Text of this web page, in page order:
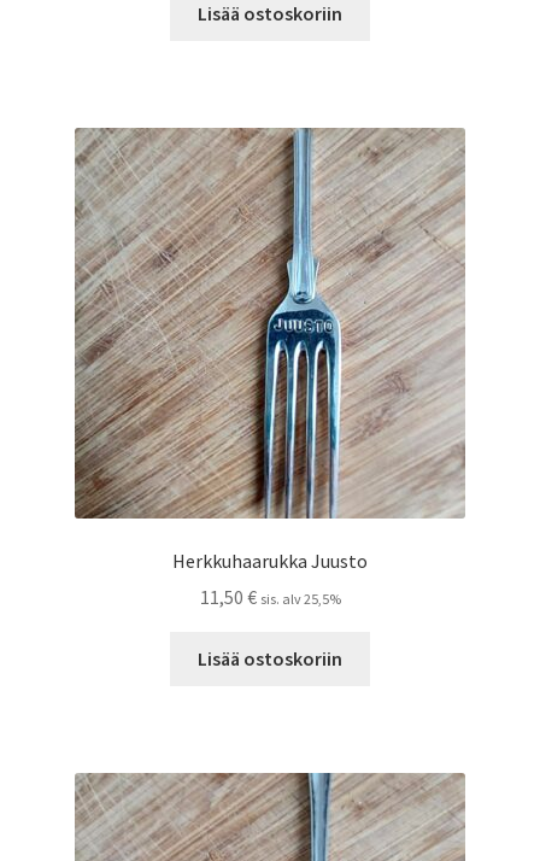
Lisää ostoskoriin
Herkkuhaarukka Juusto
11,50 € sis. alv 25,5%
Lisää ostoskoriin